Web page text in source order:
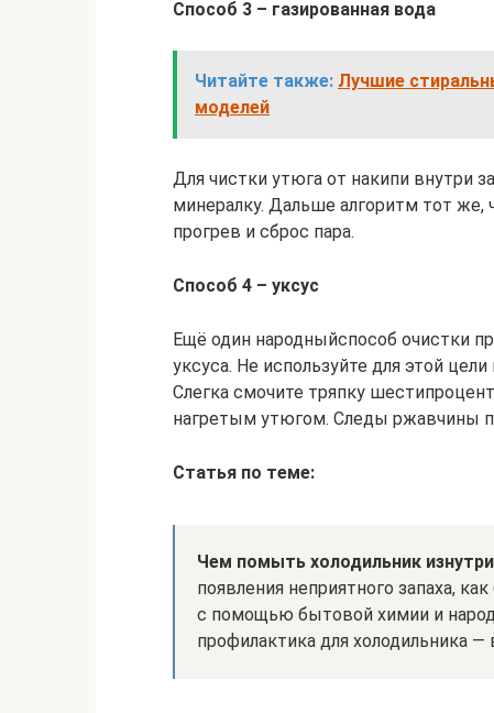
Способ 3 – газированная вода
Читайте также: Лучшие
моделей
Для чистки утюга от накипи внутри
минералку. Дальше алгоритм тот же,
прогрев и сброс пара.
Способ 4 – уксус
Ещё один народныйспособ очистки
уксуса. Не используйте для этой
Слегка смочите тряпку
нагретым утюгом. Следы ржавчины
Статья по теме:
Чем помыть холодильник
появления неприятного запаха,
с помощью бытовой химии и
профилактика для холодильника —